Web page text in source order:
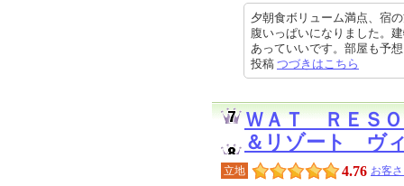
夕朝食ボリューム満点、宿
腹いっぱいになりました。
あっていいです。部屋も予
投稿 つづきはこちら
ＷＡＴ ＲＥＳ
＆リゾート ヴ
立地 4.76 お客